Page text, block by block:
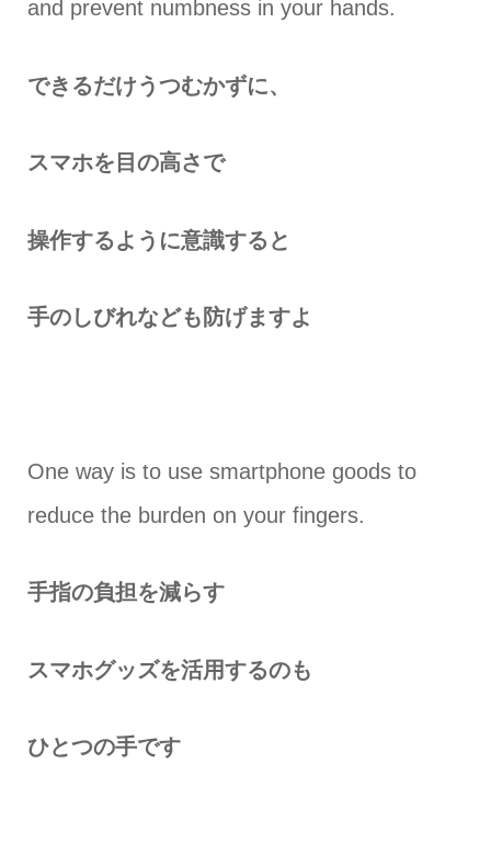
and prevent numbness in your hands.
できるだけうつむかずに、
スマホを目の高さで
操作するように意識すると
手のしびれなども防げますよ
One way is to use smartphone goods to
reduce the burden on your fingers.
手指の負担を減らす
スマホグッズを活用するのも
ひとつの手です